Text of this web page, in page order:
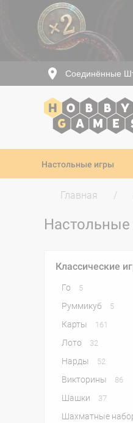
Соединённые
Настольные игры
Главная
Классические
Го 5
Руммикуб 5
Карты 161
Лото 32
Нарды 52
Викторины 86
Шашки 37
Шахматные